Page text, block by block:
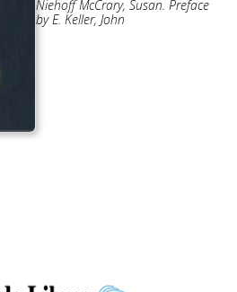
Niehoff McCrary, Susan. Preface
by E. Keller, John